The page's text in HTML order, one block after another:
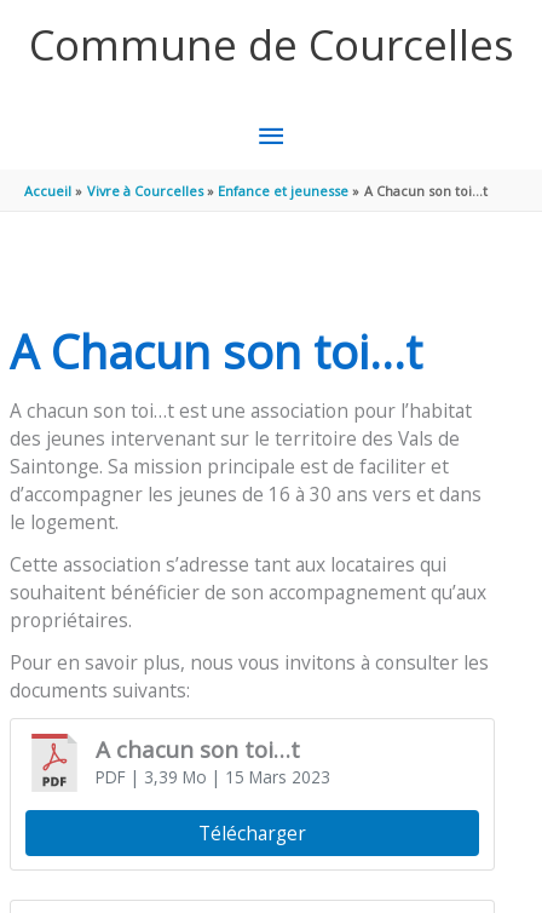
Commune de Courcelles
MENU
PRINCIPAL
Accueil Vivre à Courcelles Enfance et jeunesse A Chacun son toi…t
A Chacun son toi…t
A chacun son toi…t est une association pour l’habitat
des jeunes intervenant sur le territoire des Vals de
Saintonge. Sa mission principale est de faciliter et
d’accompagner les jeunes de 16 à 30 ans vers et dans
le logement.
Cette association s’adresse tant aux locataires qui
souhaitent bénéficier de son accompagnement qu’aux
propriétaires.
Pour en savoir plus, nous vous invitons à consulter les
documents suivants:
A chacun son toi…t
PDF| 3,39 Mo | 15 Mars 2023
Télécharger